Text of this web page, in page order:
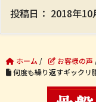
投稿日： 2018年10
ホーム / お客様の声
何度も繰り返すギックリ